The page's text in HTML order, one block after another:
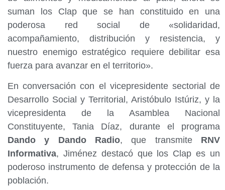
suman los Clap que se han constituido en una
poderosa red social de «solidaridad,
acompañamiento, distribución y resistencia, y
nuestro enemigo estratégico requiere debilitar esa
fuerza para avanzar en el territorio».
En conversación con el vicepresidente sectorial de
Desarrollo Social y Territorial, Aristóbulo Istúriz, y la
vicepresidenta de la Asamblea Nacional
Constituyente, Tania Díaz, durante el programa
Dando y Dando Radio, que transmite RNV
Informativa, Jiménez destacó que los Clap es un
poderoso instrumento de defensa y protección de la
población.